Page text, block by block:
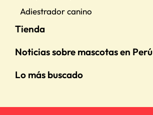
Adiestrador canino
Tienda
Noticias sobre mascotas en Perú
Lo más buscado